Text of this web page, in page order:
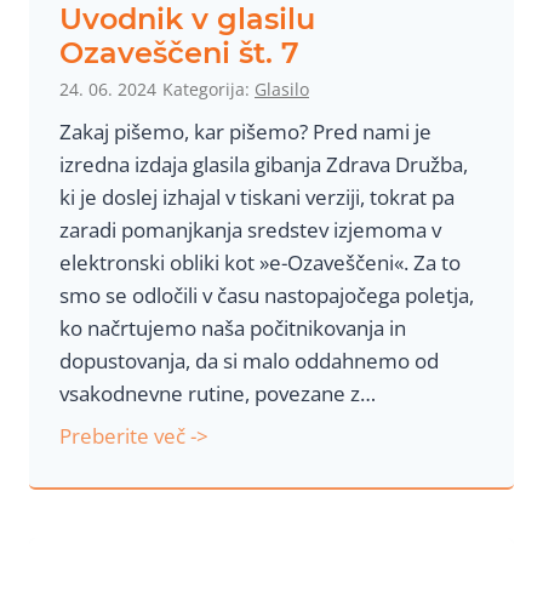
i
l
a
O
z
a
v
e
š
č
e
Uvodnik v glasilu
Ozaveščeni št. 7
24. 06. 2024 Kategorija: Glasilo
Zakaj pišemo, kar pišemo? Pred nami je
izredna izdaja glasila gibanja Zdrava Družba,
ki je doslej izhajal v tiskani verziji, tokrat pa
zaradi pomanjkanja sredstev izjemoma v
elektronski obliki kot »e-Ozaveščeni«. Za to
smo se odločili v času nastopajočega poletja,
ko načrtujemo naša počitnikovanja in
dopustovanja, da si malo oddahnemo od
vsakodnevne rutine, povezane z…
Preberite več ->